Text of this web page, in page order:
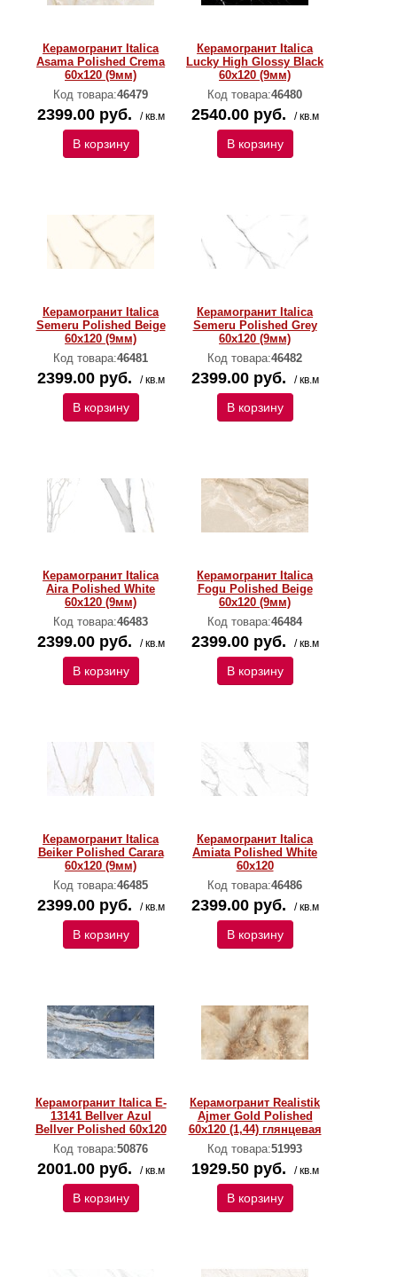
Керамогранит Italica
Asama Polished Crema
60х120 (9мм)
Код товара:46479
2399.00 руб. / кв.м
В корзину
Керамогранит Italica
Lucky High Glossy Black
60х120 (9мм)
Код товара:46480
2540.00 руб. / кв.м
В корзину
Керамогранит Italica
Semeru Polished Beige
60х120 (9мм)
Код товара:46481
2399.00 руб. / кв.м
В корзину
Керамогранит Italica
Semeru Polished Grey
60х120 (9мм)
Код товара:46482
2399.00 руб. / кв.м
В корзину
Керамогранит Italica
Aira Polished White
60х120 (9мм)
Код товара:46483
2399.00 руб. / кв.м
В корзину
Керамогранит Italica
Fogu Polished Beige
60х120 (9мм)
Код товара:46484
2399.00 руб. / кв.м
В корзину
Керамогранит Italica
Beiker Polished Carara
60х120 (9мм)
Код товара:46485
2399.00 руб. / кв.м
В корзину
Керамогранит Italica
Amiata Polished White
60х120
Код товара:46486
2399.00 руб. / кв.м
В корзину
Керамогранит Italica E-
13141 Bellver Azul
Bellver Polished 60х120
Код товара:50876
2001.00 руб. / кв.м
В корзину
Керамогранит Realistik
Ajmer Gold Polished
60x120 (1,44) глянцевая
Код товара:51993
1929.50 руб. / кв.м
В корзину